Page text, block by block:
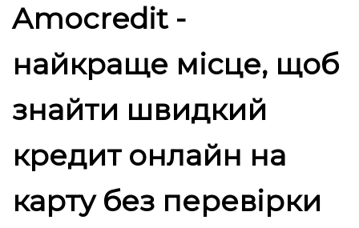
Amocredit -
найкраще місце, щоб
знайти швидкий
кредит онлайн на
карту без перевірки